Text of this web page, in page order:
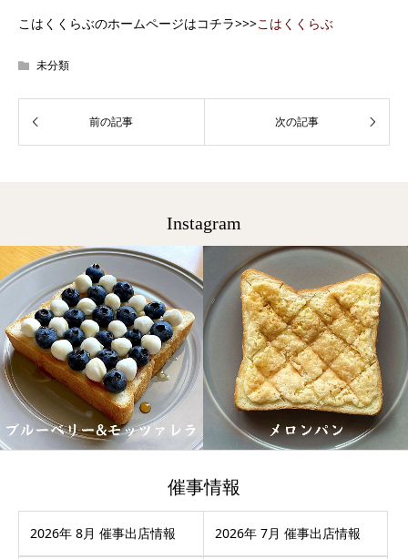
こはくくらぶのホームページはコチラ>>>こはくくらぶ
未分類
Instagram
催事情報
2026年 8月 催事出店情報 2026年 7月 催事出店情報